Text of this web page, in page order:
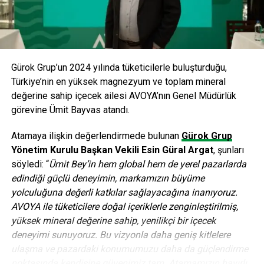
belirlediği bu planın bir parçası olarak işitme cihazlarının
halka arzı için de hazırlıklar devam ediyor.
Kurum içi organizasyon yapısında ‘Bölüm’leri yeniden
gruplandırmak ve ‘Sektör’ yapısını ortadan kaldırmak şirket
içi bürokrasiyi azaltacak, maliyetleri düşürecek ve şirket
içindeki karar alma süreçlerini hızlandıracak. Ayrıca şirketin
örneğin insan kaynakları ve iletişim gibi destek
fonksiyonları gelecekte akıcı hale getirilip merkezi olarak
sağlaması beklenen bu düzenlemeler, 2016 mali yılı sonu
itibariyle tam olarak yürürlüğe girmiş olacak. Şirket, maliyet
artışını optimize etmek amacıyla toplam maliyet verimliliği
için de yeni bir hedef belirledi. Buna göre 2015 mali yılında
başlayarak bu rakam yılda yüzde 3 ilâ 5 düzeyinde olacak.
ANAHTAR KELIMELER: 2020 VIZYONU SIEMENS
Gürok Grup’un 2024 yılında tüketicilerle buluşturduğu,
Türkiye’nin en yüksek magnezyum ve toplam mineral
değerine sahip içecek ailesi AVOYA’nın Genel Müdürlük
görevine Ümit Bayvas atandı.
Atamaya ilişkin değerlendirmede bulunan Gürok Grup
Yönetim Kurulu Başkan Vekili Esin Güral Argat, şunları
söyledi: “Ümit Bey’in hem global hem de yerel pazarlarda
edindiği güçlü deneyimin, markamızın büyüme
yolculuğuna değerli katkılar sağlayacağına inanıyoruz.
AVOYA ile tüketicilere doğal içeriklerle zenginleştirilmiş,
yüksek mineral değerine sahip, yenilikçi bir içecek
deneyimi sunuyoruz. Bu vizyonla daha geniş kitlelere
ulaşma ve pazardaki konumumuzu daha da güçlendirme